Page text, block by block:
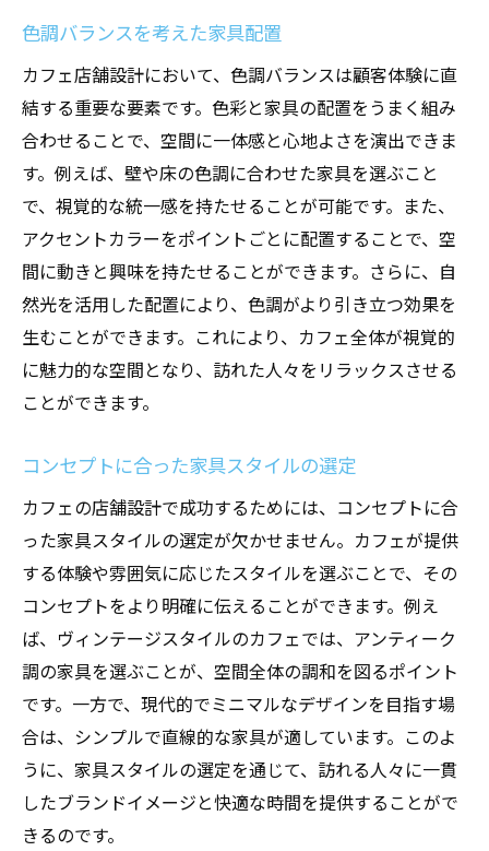
色調バランスを考えた家具配置
カフェ店舗設計において、色調バランスは顧客体験に直
結する重要な要素です。色彩と家具の配置をうまく組み
合わせることで、空間に一体感と心地よさを演出できま
す。例えば、壁や床の色調に合わせた家具を選ぶこと
で、視覚的な統一感を持たせることが可能です。また、
アクセントカラーをポイントごとに配置することで、空
間に動きと興味を持たせることができます。さらに、自
然光を活用した配置により、色調がより引き立つ効果を
生むことができます。これにより、カフェ全体が視覚的
に魅力的な空間となり、訪れた人々をリラックスさせる
ことができます。
コンセプトに合った家具スタイルの選定
カフェの店舗設計で成功するためには、コンセプトに合
った家具スタイルの選定が欠かせません。カフェが提供
する体験や雰囲気に応じたスタイルを選ぶことで、その
コンセプトをより明確に伝えることができます。例え
ば、ヴィンテージスタイルのカフェでは、アンティーク
調の家具を選ぶことが、空間全体の調和を図るポイント
です。一方で、現代的でミニマルなデザインを目指す場
合は、シンプルで直線的な家具が適しています。このよ
うに、家具スタイルの選定を通じて、訪れる人々に一貫
したブランドイメージと快適な時間を提供することがで
きるのです。